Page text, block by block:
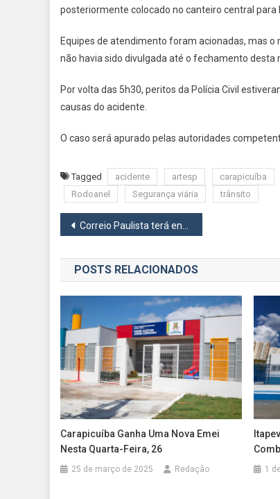
posteriormente colocado no canteiro central para
Equipes de atendimento foram acionadas, mas
não havia sido divulgada até o fechamento desta
Por volta das 5h30, peritos da Polícia Civil
causas do acidente.
O caso será apurado pelas autoridades
Tagged acidente artesp carapicuíba
Rodoanel
Segurança viária trânsito
Navegação
de
Post
Correio Paulista terá enviado especial na Copa do Mundo com cobertura de Tony Auad
POSTS RELACIONADOS
Carapicuíba Ganha Uma Nova Emei
Nesta Quarta-Feira, 26
25 de março de 2025 Redação 1